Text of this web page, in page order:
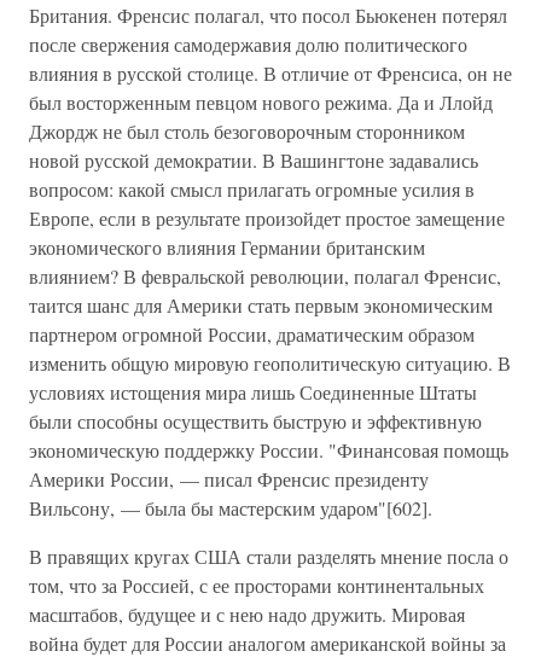
Британия. Френсис полагал, что посол Бьюкенен потерял
после свержения самодержавия долю политического
влияния в русской столице. В отличие от Френсиса, он не
был восторженным певцом нового режима. Да и Ллойд
Джордж не был столь безоговорочным сторонником
новой русской демократии. В Вашингтоне задавались
вопросом: какой смысл прилагать огромные усилия в
Европе, если в результате произойдет простое замещение
экономического влияния Германии британским
влиянием? В февральской революции, полагал Френсис,
таится шанс для Америки стать первым экономическим
партнером огромной России, драматическим образом
изменить общую мировую геополитическую ситуацию. В
условиях истощения мира лишь Соединенные Штаты
были способны осуществить быструю и эффективную
экономическую поддержку России. "Финансовая помощь
Америки России, — писал Френсис президенту
Вильсону, — была бы мастерским ударом"[602].
В правящих кругах США стали разделять мнение посла о
том, что за Россией, с ее просторами континентальных
масштабов, будущее и с нею надо дружить. Мировая
война будет для России аналогом американской войны за